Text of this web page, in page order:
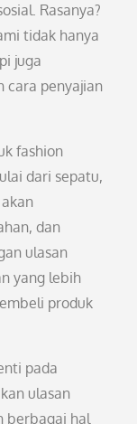
Rasanya?
tidak hanya
juga
cara penyajian
fashion
dari sepatu,
dan
ulasan
yang lebih
produk
pada
ulasan
berbagai hal